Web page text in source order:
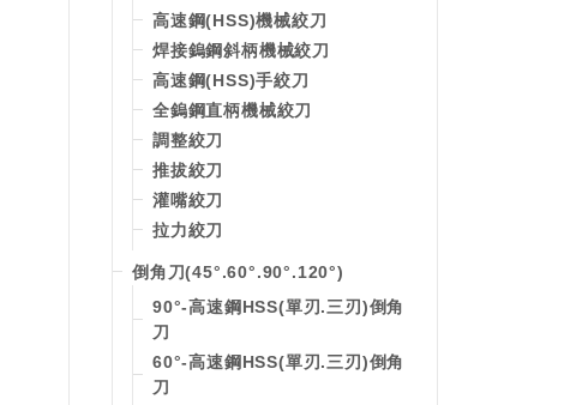
高速鋼(HSS)機械絞刀
焊接鎢鋼斜柄機械絞刀
高速鋼(HSS)手絞刀
全鎢鋼直柄機械絞刀
調整絞刀
推拔絞刀
灌嘴絞刀
拉力絞刀
倒角刀(45°.60°.90°.120°)
90°-高速鋼HSS(單刃.三刃)倒角
刀
60°-高速鋼HSS(單刃.三刃)倒角
刀